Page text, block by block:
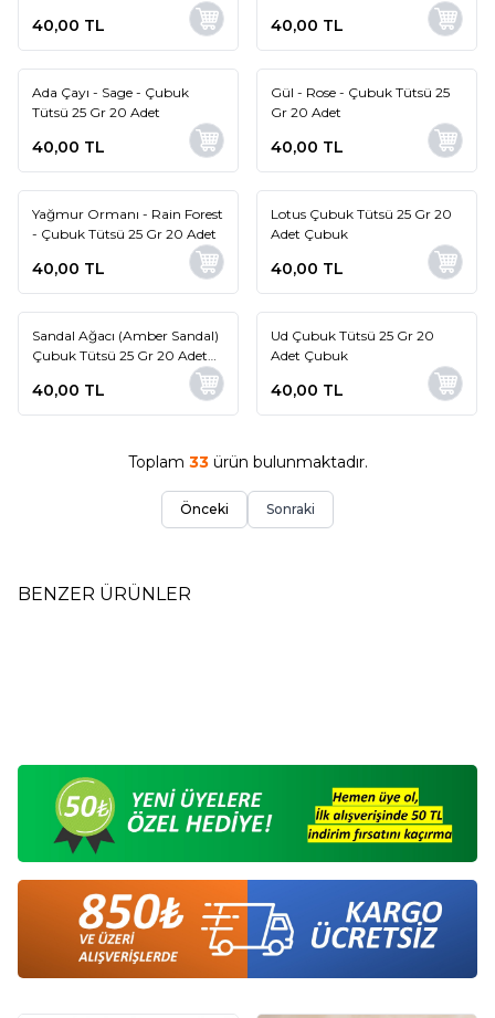
40,00 TL 40,00 TL
Ada Çayı - Sage - Çubuk
Tütsü 25 Gr 20 Adet
40,00 TL
Gül - Rose - Çubuk Tütsü 25
Gr 20 Adet
40,00 TL
Yağmur Ormanı - Rain Forest
- Çubuk Tütsü 25 Gr 20 Adet
40,00 TL
Lotus Çubuk Tütsü 25 Gr 20
Adet Çubuk
40,00 TL
Sandal Ağacı (Amber Sandal)
Çubuk Tütsü 25 Gr 20 Adet
40,00 TL
Ud Çubuk Tütsü 25 Gr 20
Adet Çubuk
40,00 TL
Toplam 33ürün bulunmaktadır.
Önceki Sonraki
BENZER ÜRÜNLER